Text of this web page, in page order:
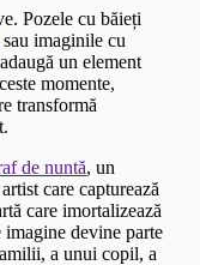
Pozele cu băieți
sau imaginile cu
un element
momente,
transformă
de nuntă, un
care capturează
care imortalizează
devine parte
a unui copil, a